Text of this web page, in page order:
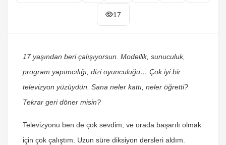
17
17 yaşından beri çalışıyorsun. Modellik, sunuculuk,
program yapımcılığı, dizi oyunculuğu… Çok iyi bir
televizyon yüzüydün. Sana neler kattı, neler öğretti?
Tekrar geri döner misin?
Televizyonu ben de çok sevdim, ve orada başarılı olmak
için çok çalıştım. Uzun süre diksiyon dersleri aldım.